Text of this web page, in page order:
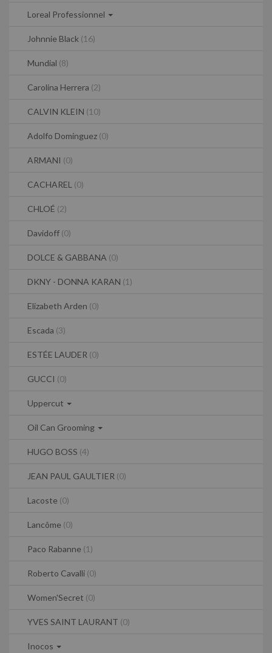
Loreal Professionnel
Johnnie Black (16)
Mundial (8)
Carolina Herrera (2)
CALVIN KLEIN (10)
Adolfo Dominguez (0)
ARMANI (0)
CACHAREL (0)
CHLOÉ (2)
Davidoff (0)
DOLCE & GABBANA (0)
DKNY - DONNA KARAN (1)
Elizabeth Arden (0)
Escada (3)
ESTÉE LAUDER (0)
GUCCI (0)
Uppercut
Oil Can Grooming
HUGO BOSS (4)
JEAN PAUL GAULTIER (0)
Lacoste (0)
Lancôme (0)
Paco Rabanne (1)
Roberto Cavalli (0)
Women'Secret (0)
YVES SAINT LAURANT (0)
Inocos